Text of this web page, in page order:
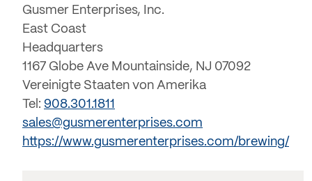
Gusmer Enterprises, Inc.
East Coast
Headquarters
1167 Globe Ave Mountainside, NJ 07092
Vereinigte Staaten von Amerika
Tel: 908.301.1811
sales@gusmerenterprises.com
https://www.gusmerenterprises.com/brewing/